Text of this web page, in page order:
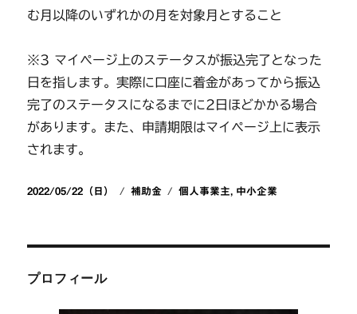
む月以降のいずれかの月を対象月とすること
※3 マイページ上のステータスが振込完了となった
日を指します。実際に口座に着金があってから振込
完了のステータスになるまでに2日ほどかかる場合
があります。また、申請期限はマイページ上に表示
されます。
投
2022/05/22（日）
カ
補助金
タ
個人事業主, 中小企業
プロフィール